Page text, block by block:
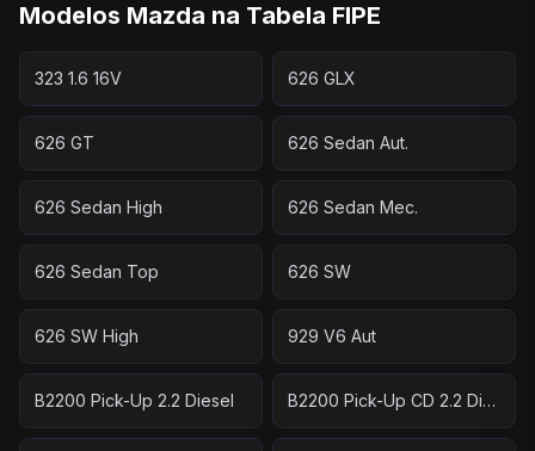
Modelos Mazda na Tabela FIPE
323 1.6 16V 626 GLX
626 GT 626 Sedan Aut.
626 Sedan High 626 Sedan Mec.
626 Sedan Top 626 SW
626 SW High 929 V6 Aut
B2200 Pick-Up 2.2 Diesel B2200 Pick-Up CD 2.2 Diesel